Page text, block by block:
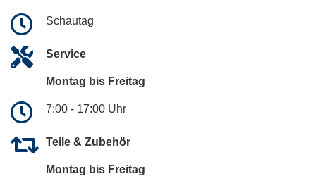
Schautag
Service
Montag bis Freitag
7:00 - 17:00 Uhr
Teile & Zubehör
Montag bis Freitag